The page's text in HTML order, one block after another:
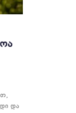
და